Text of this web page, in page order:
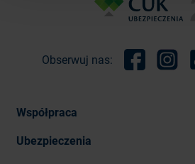
Obserwuj nas:
Współpraca
Ubezpieczenia